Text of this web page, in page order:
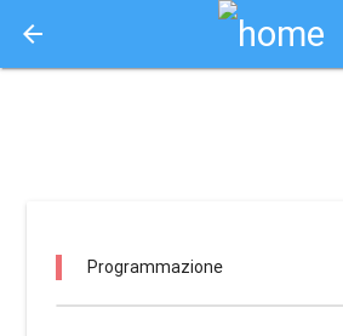
arrow_back
Programmazione